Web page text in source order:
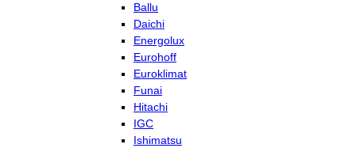
Ballu
Daichi
Energolux
Eurohoff
Euroklimat
Funai
Hitachi
IGC
Ishimatsu